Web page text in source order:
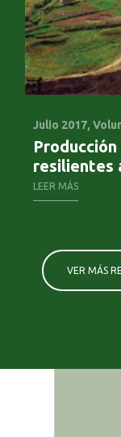
Julio 2017,
resilientes
LEER MÁS
VER MÁS